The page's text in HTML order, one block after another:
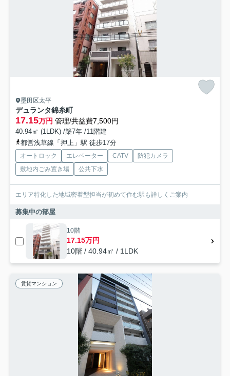
墨田区太平
デュランタ錦糸町
17.15万円 管理/共益費7,500円
40.94㎡ (1LDK) /築7年 /11階建
都営浅草線「押上」駅 徒歩17分
オートロック エレベーター CATV
防犯カメラ
敷地内ごみ置き場
公共下水
エリア特化した地域密着型担当が初めて住む駅も詳しくご案内
募集中の部屋
10階
17.15万円
10階 / 40.94㎡ / 1LDK
賃貸マンション